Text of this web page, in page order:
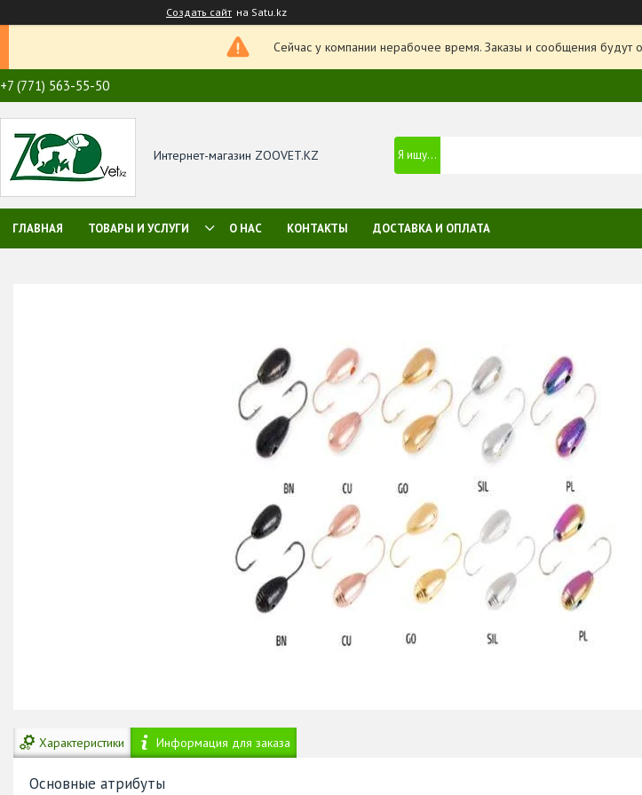
Создать сайт на Satu.kz
Сейчас у компании нерабочее время. Заказы и сообщения будут
+7 (771) 563-55-50
Интернет-магазин ZOOVET.KZ
ГЛАВНАЯ ТОВАРЫ И УСЛУГИ О НАС КОНТАКТЫ ДОСТАВКА И ОПЛАТА
Характеристики Информация для заказа
Основные атрибуты